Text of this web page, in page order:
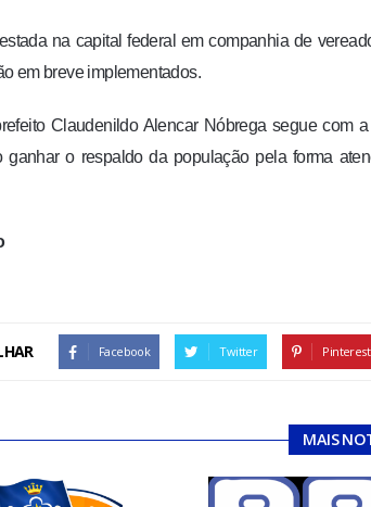
na capital federal em companhia de
em breve implementados.
Claudenildo Alencar Nóbrega segue com
ganhar o respaldo da população pela forma
Facebook Twitter Pinterest
MAIS